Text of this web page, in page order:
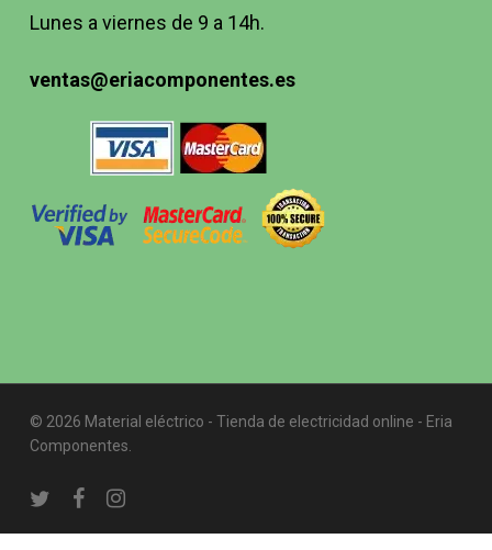
Lunes a viernes de 9 a 14h.
ventas@eriacomponentes.es
© 2026 Material eléctrico - Tienda de electricidad online - Eria
Componentes.
twitterfacebookinstagram